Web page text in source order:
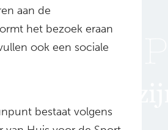
aan de
het bezoek eraan
ook een sociale
bestaat volgens